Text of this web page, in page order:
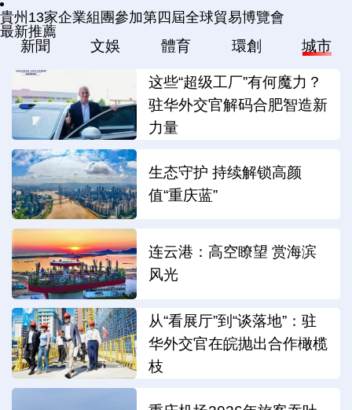
貴州13家企業組團參加第四屆全球貿易博覽會
最新推薦
新聞 文娛 體育 環創 城市
这些“超级工厂”有何魔力？
驻华外交官解码合肥智造新
力量
生态守护 持续解锁高颜
值“重庆蓝”
连云港：高空瞭望 赏海滨
风光
从“看展厅”到“谈落地”：驻
华外交官在皖抛出合作橄榄
枝